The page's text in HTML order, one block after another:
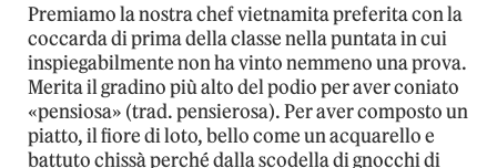
Premiamo la nostra chef vietnamita preferita con la
coccarda di prima della classe nella puntata in cui
inspiegabilmente non ha vinto nemmeno una prova.
Merita il gradino più alto del podio per aver coniato
«pensiosa» (trad. pensierosa). Per aver composto un
piatto, il fiore di loto, bello come un acquarello e
battuto chissà perché dalla scodella di gnocchi di